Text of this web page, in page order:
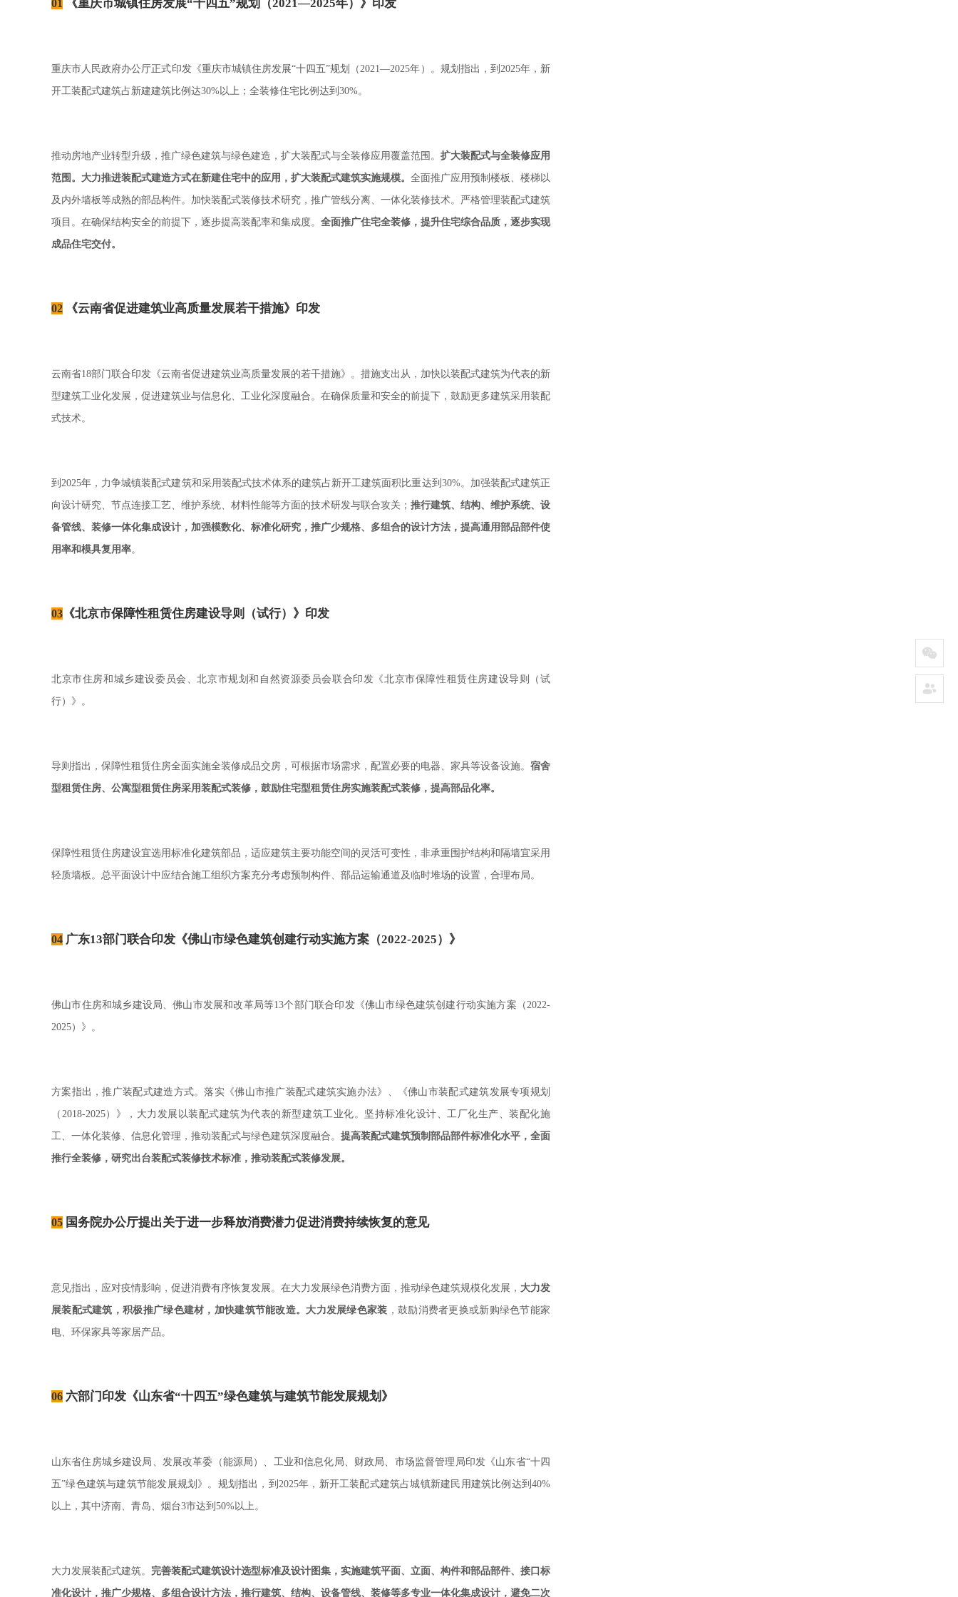
01 《重庆市城镇住房发展“十四五”规划（2021—2025年）》印发
重庆市人民政府办公厅正式印发《重庆市城镇住房发展“十四五”规划（2021—2025年）。规划指出，到 2025年，新
开工装配式建筑占新建建筑比例达30%以上；全装修住宅比例达到 30%。
推动房地产业转型升级，推广绿色建筑与绿色建造，扩大装配式与全装修应用覆盖范围。 扩大装配式与全装修应用
范围。大力推进装配式建造方式在新建住宅中的应用，扩大装配式建筑实施规模。 全面推广应用预制楼板、楼梯以
及内外墙板等成熟的部品构件。加快装配式装修技术研究，推广管线分离、一体化装修技术。严格管理装配式建筑
项目。在确保结构安全的前提下，逐步提高装配率和集成度。 全面推广住宅全装修，提升住宅综合品质，逐步实现
成品住宅交付。
02 《云南省促进建筑业高质量发展若干措施》印发
云南省18部门联合印发《云南省促进建筑业高质量发展的若干措施》。措施支出从，加快以装配式建筑为代表的新
型建筑工业化发展，促进建筑业与信息化、工业化深度融合。在确保质量和安全的前提下，鼓励更多建筑采用装配
式技术。
到 2025年，力争城镇装配式建筑和采用装配式技术体系的建筑占新开工建筑面积比重达到 30%。加强装配式建筑正
向设计研究、节点连接工艺、维护系统、材料性能等方面的技术研发与联合攻关； 推行建筑、结构、维护系统、设
备管线、装修一体化集成设计，加强模数化、标准化研究，推广少规格、多组合的设计方法，提高通用部品部件使
用率和模具复用率。
03 《北京市保障性租赁住房建设导则（试行）》印发
北京市住房和城乡建设委员会、北京市规划和自然资源委员会联合印发《北京市保障性租赁住房建设导则（试
行）》。
导则指出，保障性租赁住房全面实施全装修成品交房，可根据市场需求，配置必要的电器、家具等设备设施。 宿舍
型租赁住房、公寓型租赁住房采用装配式装修，鼓励住宅型租赁住房实施装配式装修，提高部品化率。
保障性租赁住房建设宜选用标准化建筑部品，适应建筑主要功能空间的灵活可变性，非承重围护结构和隔墙宜采用
轻质墙板。总平面设计中应结合施工组织方案充分考虑预制构件、部品运输通道及临时堆场的设置，合理布局。
04 广东13部门联合印发《佛山市绿色建筑创建行动实施方案（2022-2025）》
佛山市住房和城乡建设局、佛山市发展和改革局等13个部门联合印发《佛山市绿色建筑创建行动实施方案（2022-
2025）》。
方案指出，推广装配式建造方式。落实《佛山市推广装配式建筑实施办法》、《佛山市装配式建筑发展专项规划
（ 2018-2025）》，大力发展以装配式建筑为代表的新型建筑工业化。坚持标准化设计、工厂化生产、装配化施
工、一体化装修、信息化管理，推动装配式与绿色建筑深度融合。 提高装配式建筑预制部品部件标准化水平，全面
推行全装修，研究出台装配式装修技术标准，推动装配式装修发展。
05 国务院办公厅提出关于进一步释放消费潜力促进消费持续恢复的意见
意见指出，应对疫情影响，促进消费有序恢复发展。在大力发展绿色消费方面，推动绿色建筑规模化发展， 大力发
展装配式建筑，积极推广绿色建材，加快建筑节能改造。大力发展绿色家装 ，鼓励消费者更换或新购绿色节能家
电、环保家具等家居产品。
06 六部门印发《山东省“十四五”绿色建筑与建筑节能发展规划》
山东省住房城乡建设局、发展改革委（能源局）、工业和信息化局、财政局、市场监督管理局印发《山东省“十四
五”绿色建筑与建筑节能发展规划》。规划指出，到 2025年，新开工装配式建筑占城镇新建民用建筑比例达到40%
以上，其中济南、青岛、烟台3市达到 50%以上。
大力发展装配式建筑。 完善装配式建筑设计选型标准及设计图集，实施建筑平面、立面、构件和部品部件、接口标
准化设计，推广少规格、多组合设计方法，推行建筑、结构、设备管线、装修等多专业一体化集成设计，避免二次